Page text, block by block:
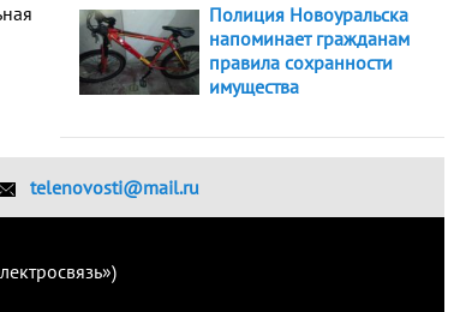
Полиция Новоуральска
напоминает гражданам
правила сохранности
имущества
telenovosti@mail.ru